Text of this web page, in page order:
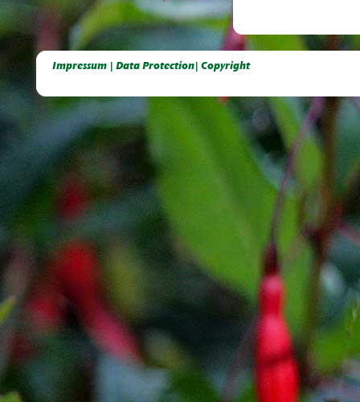
Impressum | Data Protection| Copyright